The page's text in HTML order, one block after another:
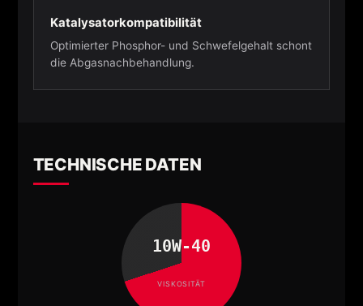
Katalysatorkompatibilität
Optimierter Phosphor- und Schwefelgehalt schont
die Abgasnachbehandlung.
TECHNISCHE DATEN
10W-40
VISKOSITÄT